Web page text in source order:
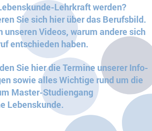
Lehrkraft werden?
Sie sich hier über das Berufsbild.
unseren Videos, warum andere sich
entschieden haben.
Sie hier die Termine unserer Info-
sowie alles Wichtige rund um die
Master-Studiengang
Lebenskunde.